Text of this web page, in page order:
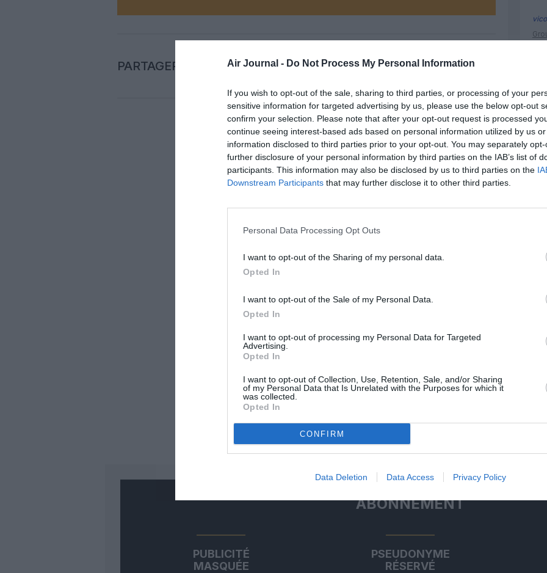
Air Journal - Do Not Process My Personal Information
If you wish to opt-out of the sale, sharing to third parties, or processing of your
sensitive information for targeted advertising by us, please use the below opt-out
confirm your selection. Please note that after your opt-out request is processed
continue seeing interest-based ads based on personal information utilized by us
information disclosed to third parties prior to your opt-out. You may separately
further disclosure of your personal information by third parties on the IAB’s list of
participants. This information may also be disclosed by us to third parties on the
Downstream Participants that may further disclose it to other third parties.
Personal Data Processing Opt Outs
I want to opt-out of the Sharing of my personal data.
Opted In
I want to opt-out of the Sale of my Personal Data.
Opted In
I want to opt-out of processing my Personal Data for Targeted
Advertising.
Opted In
I want to opt-out of Collection, Use, Retention, Sale, and/or Sharing
of my Personal Data that Is Unrelated with the Purposes for which it
was collected.
Opted In
CONFIRM
Data Deletion Data Access Privacy Policy
PARTAGER L'ARTICLE
FacebookTwitterPinterestLinkedInEmail Print
Aucun commentaire !
LAISSER UN COMMENTAIRE
787
ABONNEMENT
PUBLICITÉ
MASQUÉE
PSEUDONYME
RÉSERVÉ